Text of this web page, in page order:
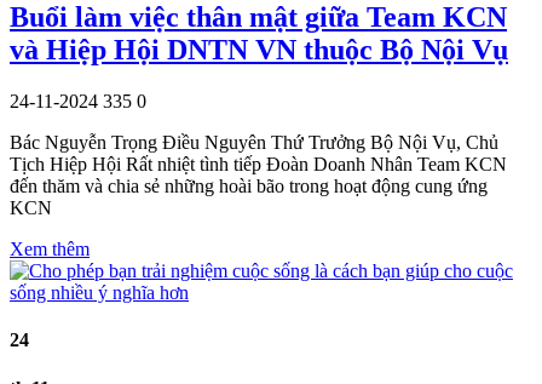
Buổi làm việc thân mật giữa Team KCN
và Hiệp Hội DNTN VN thuộc Bộ Nội Vụ
24-11-2024 335 0
Bác Nguyễn Trọng Điều Nguyên Thứ Trưởng Bộ Nội Vụ, Chủ
Tịch Hiệp Hội Rất nhiệt tình tiếp Đoàn Doanh Nhân Team KCN
đến thăm và chia sẻ những hoài bão trong hoạt động cung ứng
KCN
Xem thêm
24